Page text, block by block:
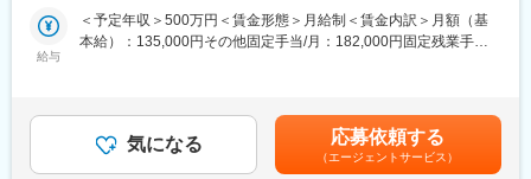
依頼を頂ける関係性ができているため、基本的には既存の営業と
なります。
注→工事日程、工事業者手配、スケジュール登録（工程管理）→
完了→検査→引渡し
給与
＜予定年収＞500万円＜賃金形態＞月給制＜賃金内訳＞月額（基
本給）：135,000円その他固定手当/月：182,000円固定残業手当/
年2回（計2か月分を想定）■昇給：年1回 賃金はあくまでも目安の
金額であり、選考を通じて上下する可能性があります。月給(月額)
は固定手当を含めた表記です。
気になる 応募依頼する
（エージェントサービス）